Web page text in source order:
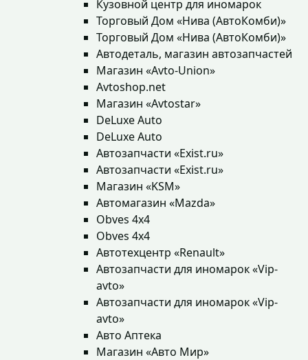
Кузовной центр для иномарок
Торговый Дом «Нива (АвтоКомби)»
Торговый Дом «Нива (АвтоКомби)»
Автодеталь, магазин автозапчастей
Магазин «Avto-Union»
Avtoshop.net
Магазин «Avtostar»
DeLuxe Auto
DeLuxe Auto
Автозапчасти «Exist.ru»
Автозапчасти «Exist.ru»
Магазин «KSM»
Автомагазин «Mazda»
Obves 4x4
Obves 4x4
Автотехцентр «Renault»
Автозапчасти для иномарок «Vip-
avto»
Автозапчасти для иномарок «Vip-
avto»
Авто Аптека
Магазин «Авто Мир»